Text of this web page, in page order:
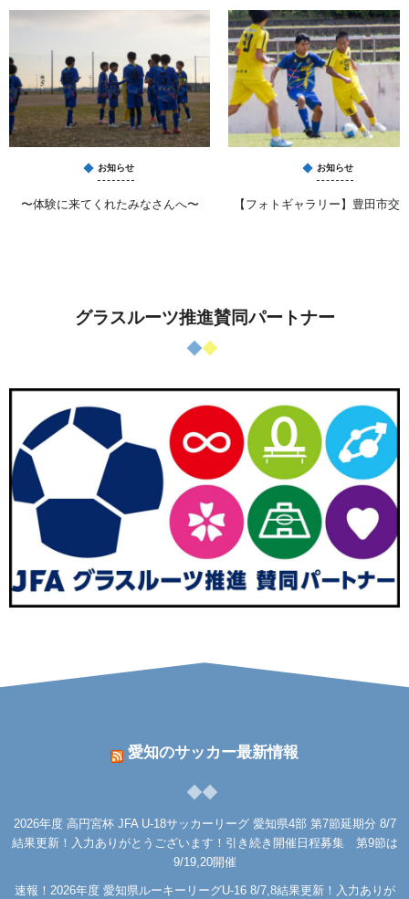
お知らせ
〜体験に来てくれたみなさんへ〜
お知らせ
【フォトギャラリー】豊田市交
グラスルーツ推進賛同パートナー
愛知のサッカー最新情報
2026年度 高円宮杯 JFA U-18サッカーリーグ 愛知県4部 第7節延期分 8/7
結果更新！入力ありがとうございます！引き続き開催日程募集 第9節は
9/19,20開催
速報！2026年度 愛知県ルーキーリーグU-16 8/7,8結果更新！入力ありが